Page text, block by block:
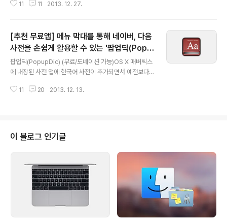
집니다. 이는 작업을 최대한 빨리 끝마치기 위해 애초에 프
돼 이런 고부하 프로그램을 실행하더라도 체감 성능을 일
정 수준으로 유지해 주지만, 이것도 어느 수준까지이지 성
능이 느려지는 것을 원천적으로 방지하지는 못합니다.'Ap
pPolice'는 특정 응용 프로그램이 CPU를 독차지하지 못
하도록 CPU 점유율을 제한할 수 있는 유틸리티입니다. C
PU 프로세스에 여유를 남겨둠으로써 다른 응용 프로그램
11 11 2013. 12. 27.
[추천 무료앱] 메뉴 막대를 통해 네이버, 다음
사전을 손쉽게 활용할 수 있는 '팝업딕(Popu
pDic)'
팝업딕(PopupDic) (무료/도네이션 가능)OS X 매버릭스
에 내장된 사전 앱에 한국어 사전이 추가되면서 예전보다
터치해 뜻을 빠르게 검색할 수 있는 등 다른 애플리케이션
는 분들도 많습니다. 어떤 단어가 무슨 뜻을 가지고 있는지
도 중요하지만, 어떤 식으로 활용되는지 파악하는 것도 무
척 중요하기 때문입니다. 하지만 온라인 사전을 이용하기
위해서는 단어를 찾을 때마다 웹 브라우저를 실행하고 사
이트에 방문해야 한다는 단점이 있습니다.앞서 국내 포털
사이트가 제공하는 사전을 OS X 메뉴 ..
11 20 2013. 12. 13.
이 블로그 인기글